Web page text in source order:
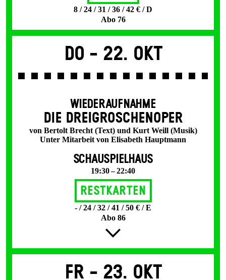
8 / 24 / 31 / 36 / 42 € / D
Abo 76
Do - 22. Okt
WIEDERAUFNAHME
DIE DREI­GROSCHEN­OPER
von Bertolt Brecht (Text) und Kurt Weill (Musik)
Unter Mitarbeit von Elisabeth Hauptmann
SCHAUSPIELHAUS
19:30 – 22:40
Restkarten
- / 24 / 32 / 41 / 50 € / E
Abo 86
Fr - 23. Okt